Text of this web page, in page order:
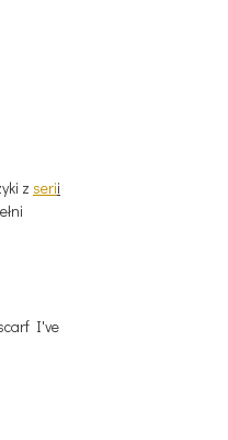
z serii
I've